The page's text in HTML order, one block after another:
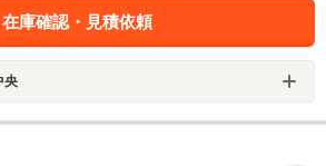
在庫確認・見積依頼
央